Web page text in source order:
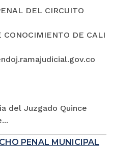
DEL CIRCUITO
CONOCIMIENTO DE CALI
del Juzgado Quince
PENAL MUNICIPAL